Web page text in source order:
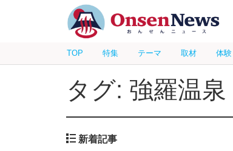
TOP 特集 テーマ 取材 体験
タグ: 強羅温泉
新着記事